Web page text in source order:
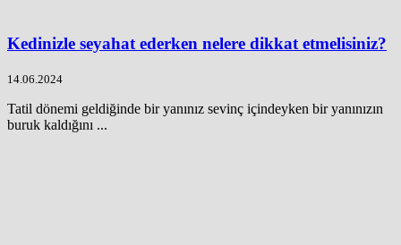
Kedinizle seyahat ederken nelere dikkat etmelisiniz?
14.06.2024
Tatil dönemi geldiğinde bir yanınız sevinç içindeyken bir yanınızın
buruk kaldığını ...